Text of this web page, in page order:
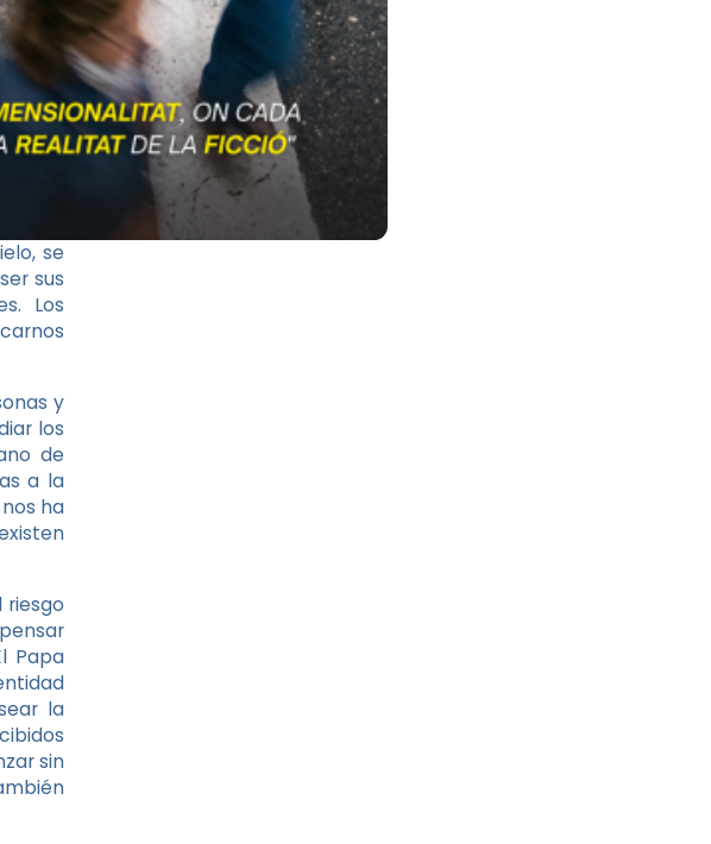
se
sus
Los
y
los
de
a la
ha
riesgo
Papa
la
sin